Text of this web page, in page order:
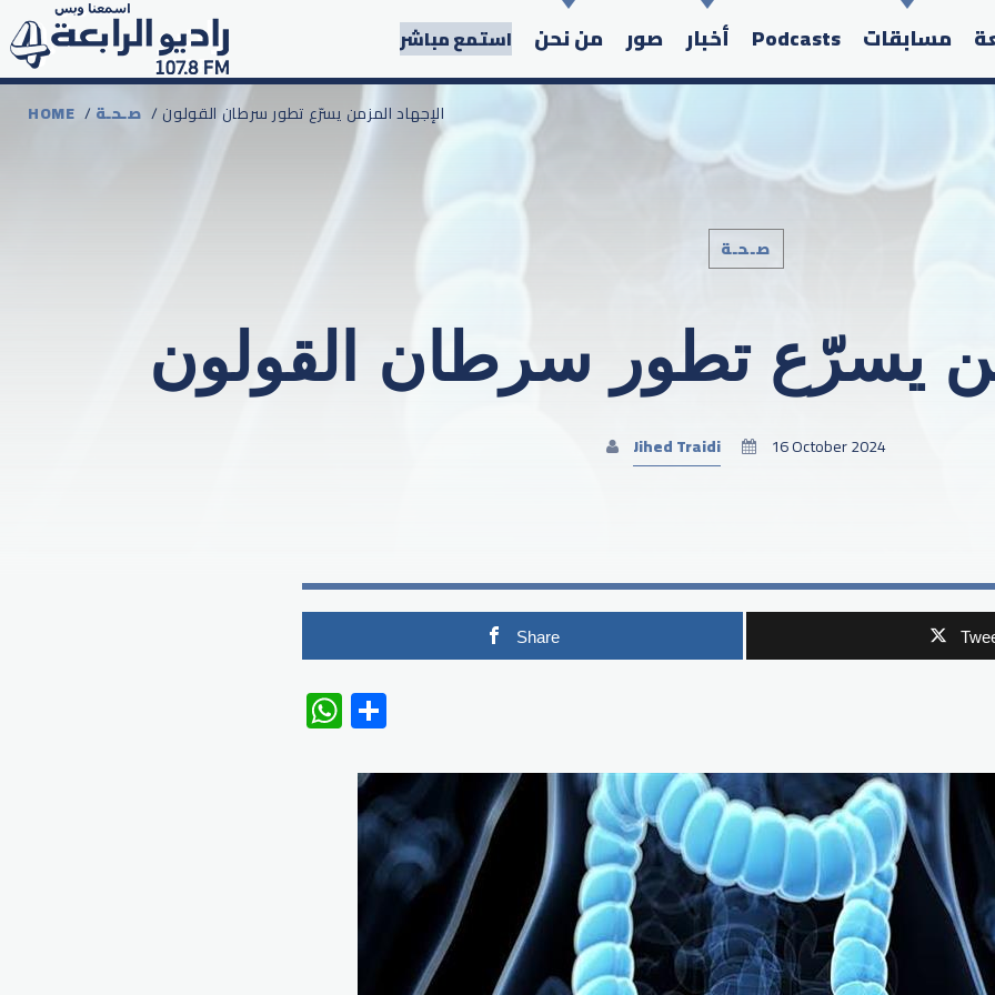
مسابقات Podcasts أخبار صور من نحن استمع مباشر
Search in the website:
HOME /صـحـة / الإجهاد المزمن يسرّع تطور سرطان القولون
صـحـة
يسرّع تطور سرطان القولون
Jihed Traidi 16 October 2024
Share
WhatsApp